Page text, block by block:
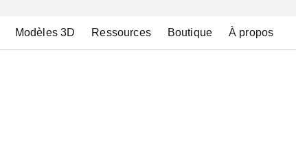
Modèles 3D Ressources Boutique À propos